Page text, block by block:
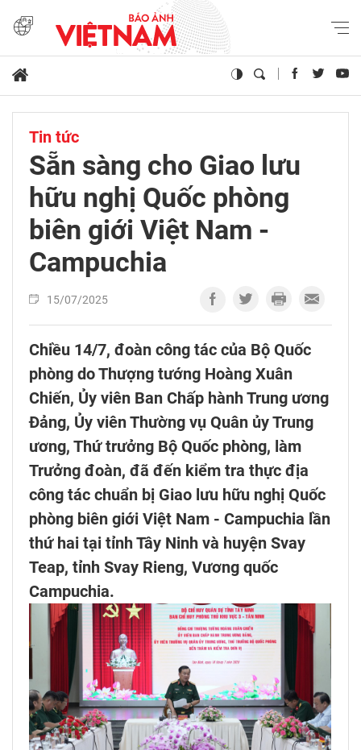
Tin tức
Sẵn sàng cho Giao lưu
hữu nghị Quốc phòng
biên giới Việt Nam -
Campuchia
15/07/2025
Chiều 14/7, đoàn công tác của Bộ Quốc
phòng do Thượng tướng Hoàng Xuân
Chiến, Ủy viên Ban Chấp hành Trung ương
Đảng, Ủy viên Thường vụ Quân ủy Trung
ương, Thứ trưởng Bộ Quốc phòng, làm
Trưởng đoàn, đã đến kiểm tra thực địa
công tác chuẩn bị Giao lưu hữu nghị Quốc
phòng biên giới Việt Nam - Campuchia lần
thứ hai tại tỉnh Tây Ninh và huyện Svay
Teap, tỉnh Svay Rieng, Vương quốc
Campuchia.